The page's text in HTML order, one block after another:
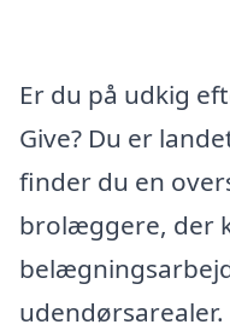
Er du på udkig
Give? Du er
finder du en
brolæggere, der